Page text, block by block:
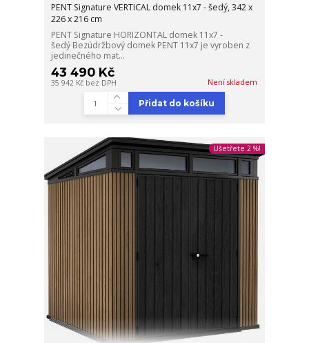
PENT Signature VERTICAL domek 11x7 - šedý, 342 x
226 x 216 cm
PENT Signature HORIZONTAL domek 11x7 -
šedý Bezúdržbový domek PENT 11x7 je vyroben z
jedinečného mat...
43 490 Kč
35 942 Kč bez DPH Není skladem
Přidat do košíku
Ušetřete 2 %!